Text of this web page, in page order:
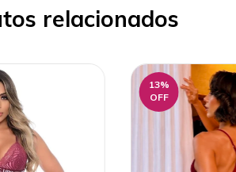
relacionados
13%
OFF